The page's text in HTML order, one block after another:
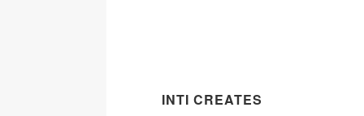
INTI CREATES